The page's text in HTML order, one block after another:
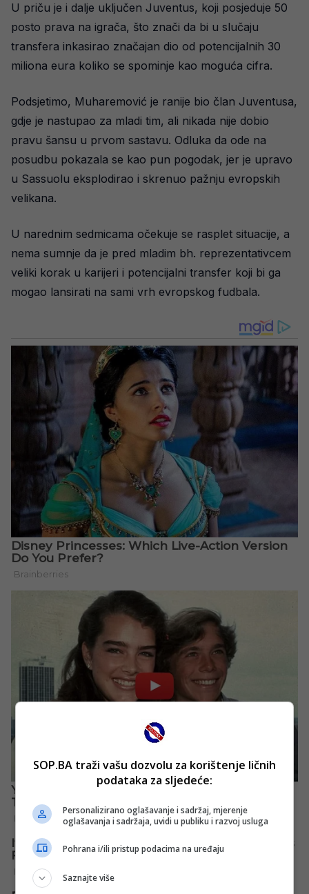
U priču je i dalje uključen Juventus, koji posjeduje 50
posto prava na igrača, što znači da bi u slučaju
transfera inkasirao značajan dio od potencijalnih 30
miliona eura koliko se spominje kao moguća cifra.
Podsjetimo, Muharemović je ranije bio član Juventusa,
gdje je nastupao za mladi tim, ali nikada nije dobio
pravu šansu u prvom sastavu. Odluka da ode na
posudbu pokazala se kao pun pogodak, jer je upravo
u Sassuolu eksplodirao i skrenuo pažnju evropskih
velikana.
U narednim sedmicama očekuje se rasplet situacije, a
nema sumnje da je pred mladim bh. reprezentativcem
veliki korak u karijeri i potencijalni transfer koji bi ga
mogao lansirati na sami vrh evropskog fudbala.
SOP.BA traži vašu dozvolu za korištenje ličnih
podataka za sljedeće:
Personalizirano oglašavanje i sadržaj, mjerenje
oglašavanja i sadržaja, uvidi u publiku i razvoj usluga
Pohrana i/ili pristup podacima na uređaju
Saznajte više